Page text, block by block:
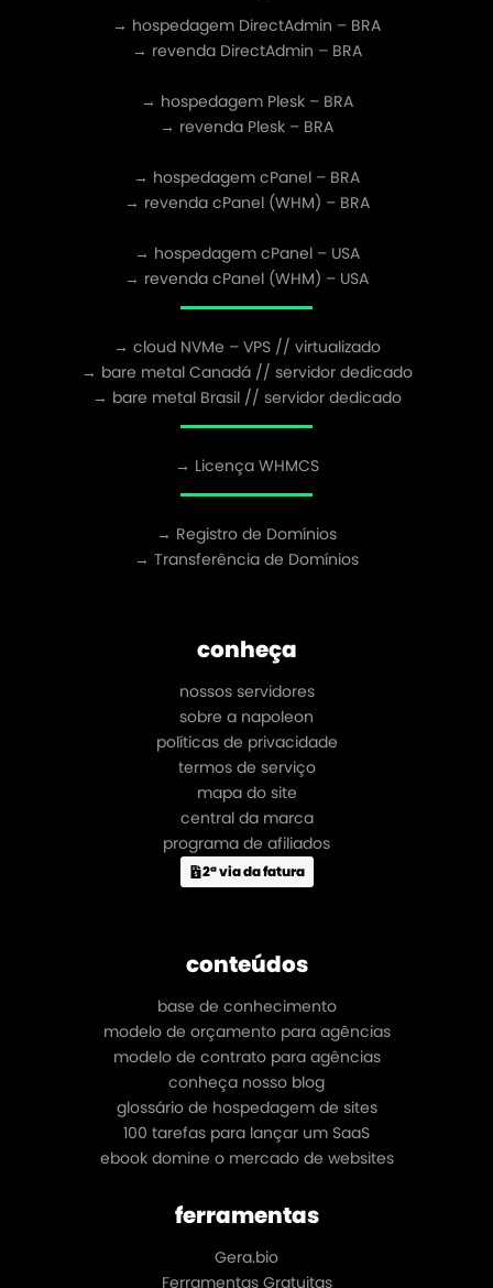
→ hospedagem DirectAdmin – BRA
→ revenda DirectAdmin – BRA
→ hospedagem Plesk – BRA
→ revenda Plesk – BRA
→ hospedagem cPanel – BRA
→ revenda cPanel (WHM) – BRA
→ hospedagem cPanel – USA
→ revenda cPanel (WHM) – USA
→ cloud NVMe – VPS // virtualizado
→ bare metal Canadá // servidor dedicado
→ bare metal Brasil // servidor dedicado
→ Licença WHMCS
→ Registro de Domínios
→ Transferência de Domínios
conheça
nossos servidores
sobre a napoleon
políticas de privacidade
termos de serviço
mapa do site
central da marca
programa de afiliados
2ª via da fatura
conteúdos
base de conhecimento
modelo de orçamento para agências
modelo de contrato para agências
conheça nosso blog
glossário de hospedagem de sites
100 tarefas para lançar um SaaS
ebook domine o mercado de websites
ferramentas
Gera.bio
Ferramentas Gratuitas